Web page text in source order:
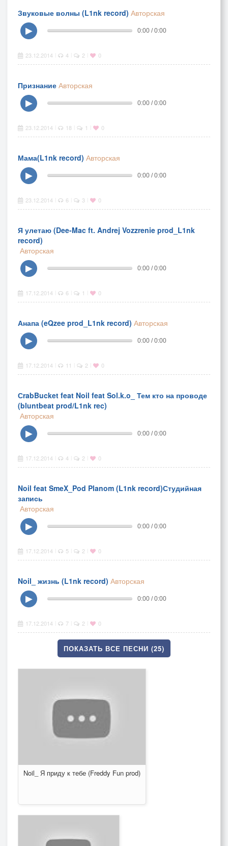
Звуковые волны (L1nk record) Авторская
▶
0:00 / 0:00
23.12.2014 4 2 0
Признание Авторская
▶
0:00 / 0:00
23.12.2014 18 1 0
Мама(L1nk record) Авторская
▶
0:00 / 0:00
23.12.2014 6 3 0
Я улетаю (Dee-Mac ft. Andrej Vozzrenie prod_L1nk
record)
Авторская
▶
0:00 / 0:00
17.12.2014 6 1 0
Анапа (eQzee prod_L1nk record) Авторская
▶
0:00 / 0:00
17.12.2014 11 2 0
СrabBucket feat Noil feat Sol.k.o_ Тем кто на проводе
(bluntbeat prod/L1nk rec)
Авторская
▶
0:00 / 0:00
17.12.2014 4 2 0
Noil feat SmeX_Pod Planom (L1nk record)Студийная
запись
Авторская
▶
0:00 / 0:00
17.12.2014 5 2 0
Noil_ жизнь (L1nk record) Авторская
▶
0:00 / 0:00
17.12.2014 7 2 0
ПОКАЗАТЬ ВСЕ ПЕСНИ (25)
Noil_ Я приду к тебе (Freddy Fun prod)